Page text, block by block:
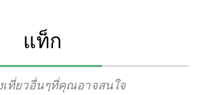
สคาร์ลสปลาทซ์ยังเป็นย่านถนน
สุดในเมือง และยังทอดยาวเชื่อม
รียนปลาทซ์ที่เป็นศูนย์กลางการ
แท็ก
เที่ยวอื่นๆที่คุณอาจสนใจ